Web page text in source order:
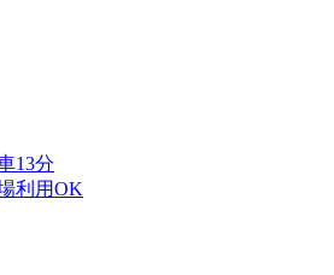
13分
利用OK